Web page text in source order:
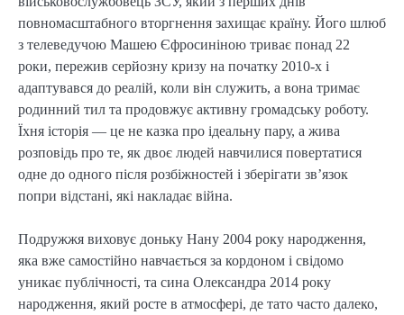
повномасштабного вторгнення захищає країну. Його шлюб
з телеведучою Машею Єфросиніною триває понад 22
роки, пережив серйозну кризу на початку 2010-х і
адаптувався до реалій, коли він служить, а вона тримає
родинний тил та продовжує активну громадську роботу.
Їхня історія — це не казка про ідеальну пару, а жива
розповідь про те, як двоє людей навчилися повертатися
одне до одного після розбіжностей і зберігати зв’язок
попри відстані, які накладає війна.
Подружжя виховує доньку Нану 2004 року народження,
яка вже самостійно навчається за кордоном і свідомо
уникає публічності, та сина Олександра 2014 року
народження, який росте в атмосфері, де тато часто далеко,